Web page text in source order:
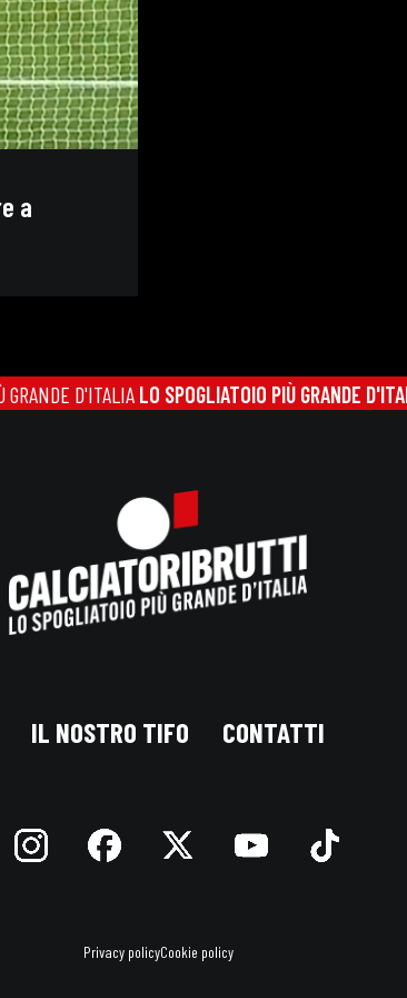
a
SPOGLIATOIO PIÙ GRANDE D'ITALIALO
IL NOSTRO TIFO CONTATTI
Privacy policyCookie policy